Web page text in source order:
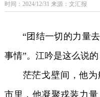
时间：2024/12/31 来源：文汇报
“团结一切的力量去
事情”。江吟是这么说的
茫茫戈壁间，他为
市里，他凝聚戎装力